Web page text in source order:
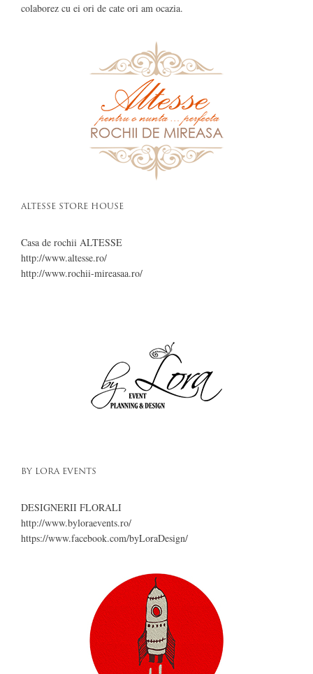
colaborez cu ei ori de cate ori am ocazia.
ALTESSE STORE HOUSE
Casa de rochii ALTESSE
http://www.altesse.ro/
http://www.rochii-mireasaa.ro/
BY LORA EVENTS
DESIGNERII FLORALI
http://www.byloraevents.ro/
https://www.facebook.com/byLoraDesign/